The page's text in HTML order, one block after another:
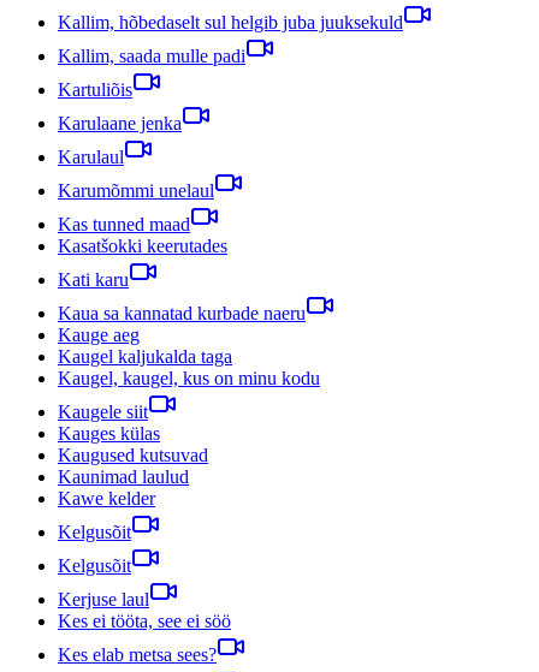
Kallim, hõbedaselt sul helgib juba juuksekuld
Kallim, saada mulle padi
Kartuliõis
Karulaane jenka
Karulaul
Karumõmmi unelaul
Kas tunned maad
Kasatšokki keerutades
Kati karu
Kaua sa kannatad kurbade naeru
Kauge aeg
Kaugel kaljukalda taga
Kaugel, kaugel, kus on minu kodu
Kaugele siit
Kauges külas
Kaugused kutsuvad
Kaunimad laulud
Kawe kelder
Kelgusõit
Kelgusõit
Kerjuse laul
Kes ei tööta, see ei söö
Kes elab metsa sees?